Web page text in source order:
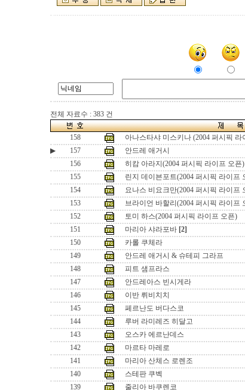
전체 자료수 : 383 건
158 아나스타샤 미스키나 (2004 퍼시픽 라
▶
157 안드레 애거시
156
히캄 아라지(2004 퍼시픽 라이프 오픈)
155
린지 데이븐포트(2004 퍼시픽 라이프
154
요나스 비요크만(2004 퍼시픽 라이프
153
브라이언 바할리(2004 퍼시픽 라이프
152
토미 하스(2004 퍼시픽 라이프 오픈)
151
마리아 샤라포바 [2]
150
카롤 쿠체라
149
안드레 애거시 & 슈테피 그라프
148
피트 샘프라스
147
안드레아스 빈시게라
146
이반 뤼비치치
145
페르난도 버다스코
144
루버 라미레즈 히달고
143
오스카 에르난데스
142
마르타 마레로
141
마리아 산체스 로렌조
140
스테판 쿠벡
139
줄리아 바쿠렌코